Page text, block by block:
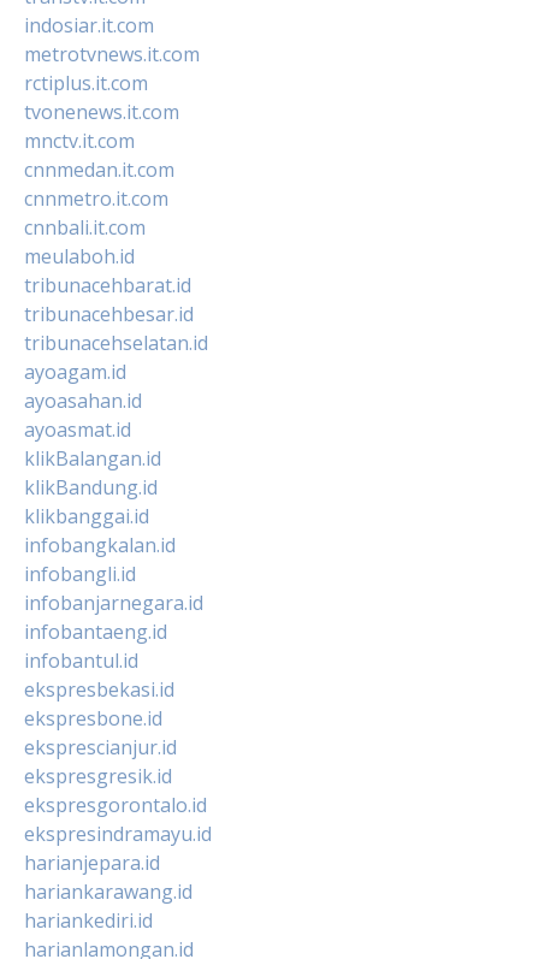
indosiar.it.com
metrotvnews.it.com
rctiplus.it.com
tvonenews.it.com
mnctv.it.com
cnnmedan.it.com
cnnmetro.it.com
cnnbali.it.com
meulaboh.id
tribunacehbarat.id
tribunacehbesar.id
tribunacehselatan.id
ayoagam.id
ayoasahan.id
ayoasmat.id
klikBalangan.id
klikBandung.id
klikbanggai.id
infobangkalan.id
infobangli.id
infobanjarnegara.id
infobantaeng.id
infobantul.id
ekspresbekasi.id
ekspresbone.id
eksprescianjur.id
ekspresgresik.id
ekspresgorontalo.id
ekspresindramayu.id
harianjepara.id
hariankarawang.id
hariankediri.id
harianlamongan.id